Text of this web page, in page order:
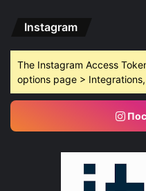
Instagram
The Instagram Access
options page >